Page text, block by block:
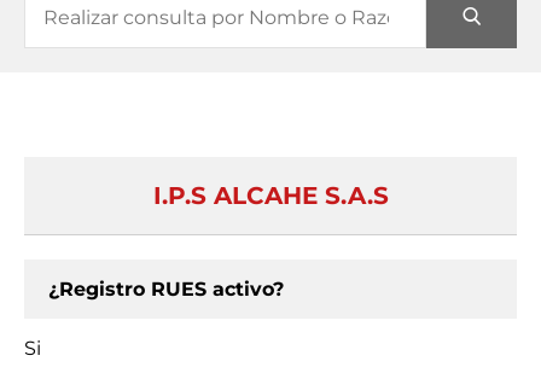
I.P.S ALCAHE S.A.S
¿Registro RUES activo?
Si